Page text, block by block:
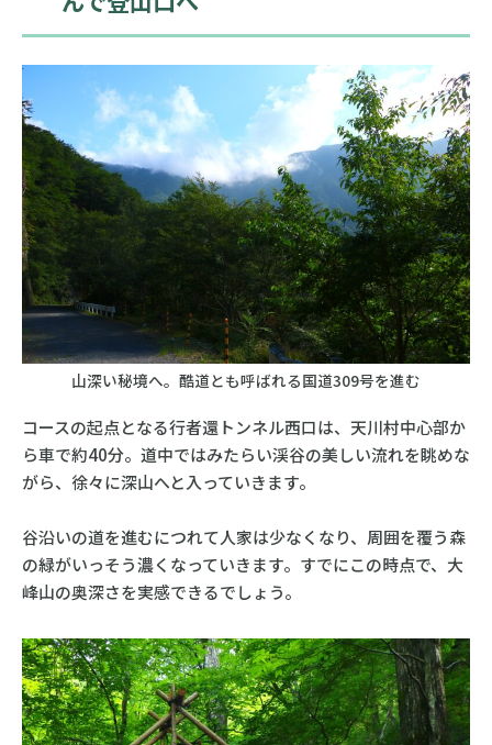
山深い秘境へ。酷道とも呼ばれる国道309号を進む
コースの起点となる行者還トンネル西口は、天川村中心部か
ら車で約40分。道中ではみたらい渓谷の美しい流れを眺めな
がら、徐々に深山へと入っていきます。
谷沿いの道を進むにつれて人家は少なくなり、周囲を覆う森
の緑がいっそう濃くなっていきます。すでにこの時点で、大
峰山の奥深さを実感できるでしょう。